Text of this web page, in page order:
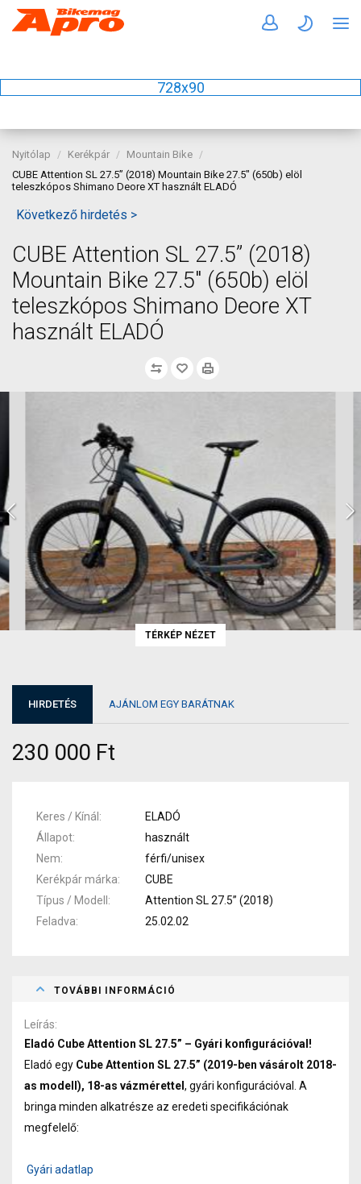
728x90
Nyitólap Kerékpár
Mountain Bike
CUBE Attention SL 27.5” (2018) Mountain Bike 27.5" (650b) elöl
teleszkópos Shimano Deore XT használt ELADÓ
Következő hirdetés >
CUBE Attention SL 27.5” (2018)
Mountain Bike 27.5" (650b) elöl
teleszkópos Shimano Deore XT
használt ELADÓ
TÉRKÉP NÉZET
HIRDETÉS AJÁNLOM EGY BARÁTNAK
230 000 Ft
Keres / Kínál
ELADÓ
Állapot
használt
Nem
férfi/unisex
Kerékpár márka
CUBE
Típus / Modell
Attention SL 27.5” (2018)
Feladva
25.02.02
TOVÁBBI INFORMÁCIÓ
Leírás
Eladó Cube Attention SL 27.5” – Gyári konfigurációval!
Eladó egy Cube Attention SL 27.5” (2019-ben vásárolt 2018-
as modell), 18-as vázmérettel , gyári konfigurációval. A
bringa minden alkatrésze az eredeti specifikációnak
megfelelő:
Gyári adatlap